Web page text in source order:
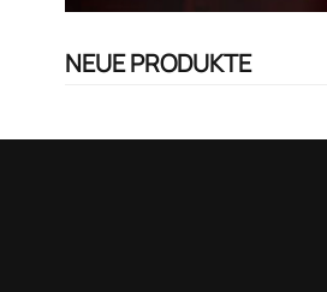
NEUE PRODUKTE